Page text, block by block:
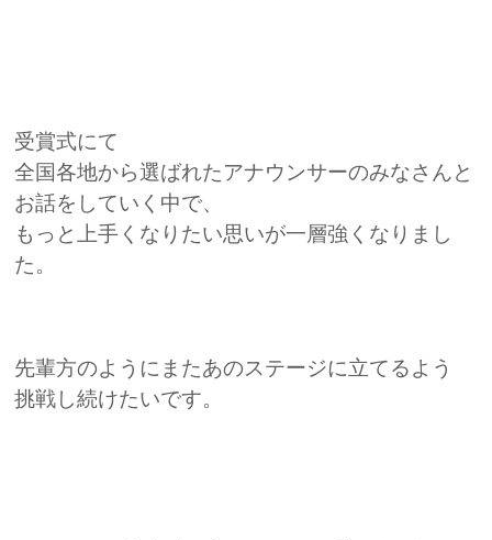
受賞式にて
全国各地から選ばれたアナウンサーのみなさんと
お話をしていく中で、
もっと上手くなりたい思いが一層強くなりまし
た。
先輩方のようにまたあのステージに立てるよう
挑戦し続けたいです。